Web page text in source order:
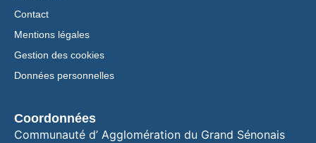
Contact
Mentions légales
Gestion des cookies
Données personnelles
Coordonnées
Communauté d’ Agglomération du Grand Sénonais